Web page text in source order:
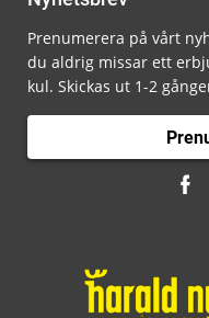
Prenumerera på vårt
du aldrig missar ett
kul. Skickas ut 1-2